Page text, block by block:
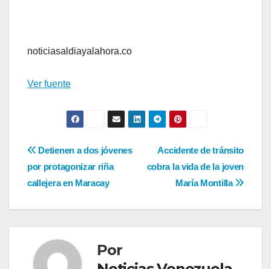
noticiasaldiayalahora.co
Ver fuente
Navegación
de
entradas
Accidente de tránsito
cobra la vida de la joven
María Montilla
Detienen a dos jóvenes
por protagonizar riña
callejera en Maracay
Por